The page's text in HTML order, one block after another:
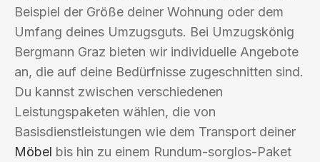
Beispiel der Größe deiner Wohnung oder dem
Umfang deines Umzugsguts. Bei Umzugskönig
Bergmann Graz bieten wir individuelle Angebote
an, die auf deine Bedürfnisse zugeschnitten sind.
Du kannst zwischen verschiedenen
Leistungspaketen wählen, die von
Basisdienstleistungen wie dem Transport deiner
Möbel bis hin zu einem Rundum-sorglos-Paket